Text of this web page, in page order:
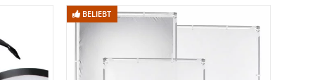
BELIEBT
BELIEBT